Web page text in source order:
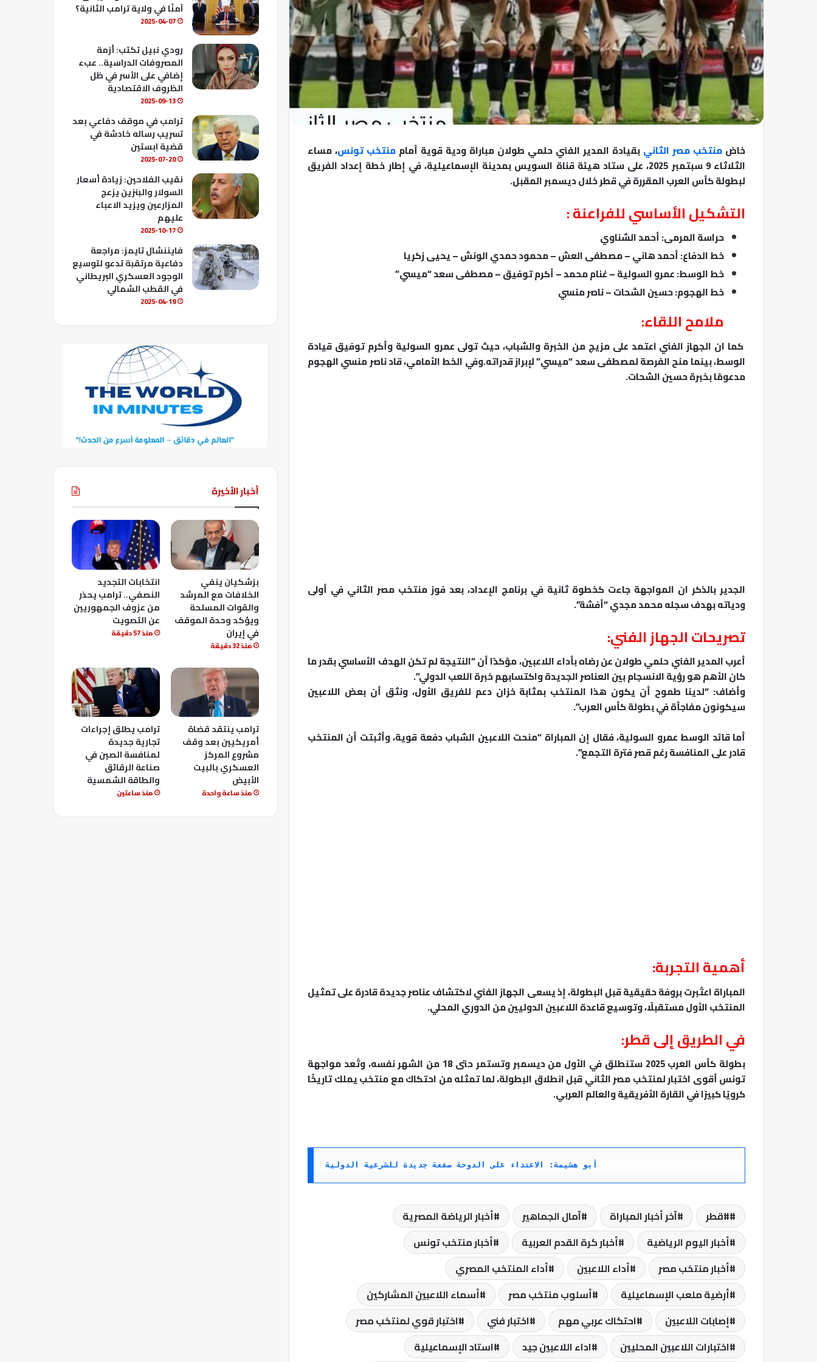
خاض منتخب مصر الثاني بقيادة المدير الفني حلمي طولان مباراة ودية قوية أمام منتخب تونس، مساء
الثلاثاء 9 سبتمبر 2025، على ستاد هيئة قناة السويس بمدينة الإسماعيلية، في إطار خطة إعداد الفريق
لبطولة كأس العرب المقررة في قطر خلال ديسمبر المقبل.
التشكيل الأساسي للفراعنة :
حراسة المرمى: أحمد الشناوي
خط الدفاع: أحمد هاني – مصطفى العش – محمود حمدي الونش – يحيى زكريا
خط الوسط: عمرو السولية – غنام محمد – أكرم توفيق – مصطفى سعد “ميسي”
خط الهجوم: حسين الشحات – ناصر منسي
ملامح اللقاء:
كما ان الجهاز الفني اعتمد على مزيج من الخبرة والشباب، حيث تولى عمرو السولية وأكرم توفيق قيادة
الوسط، بينما منح الفرصة لمصطفى سعد “ميسي” لإبراز قدراته.وفي الخط الأمامي، قاد ناصر منسي الهجوم
مدعومًا بخبرة حسين الشحات.
الجدير بالذكر ان المواجهة جاءت كخطوة ثانية في برنامج الإعداد، بعد فوز منتخب مصر الثاني في أولى
ودياته بهدف سجله محمد مجدي “أفشة”.
تصريحات الجهاز الفني:
أعرب المدير الفني حلمي طولان عن رضاه بأداء اللاعبين، مؤكدًا أن “النتيجة لم تكن الهدف الأساسي بقدر ما
كان الأهم هو رؤية الانسجام بين العناصر الجديدة واكتسابهم خبرة اللعب الدولي”.
وأضاف: “لدينا طموح أن يكون هذا المنتخب بمثابة خزان دعم للفريق الأول، ونثق أن بعض اللاعبين
سيكونون مفاجأة في بطولة كأس العرب”.
أما قائد الوسط عمرو السولية، فقال إن المباراة “منحت اللاعبين الشباب دفعة قوية، وأثبتت أن المنتخب
قادر على المنافسة رغم قصر فترة التجمع”.
أهمية التجربة:
المباراة اعتُبرت بروفة حقيقية قبل البطولة، إذ يسعى الجهاز الفني لاكتشاف عناصر جديدة قادرة على تمثيل
المنتخب الأول مستقبلًا، وتوسيع قاعدة اللاعبين الدوليين من الدوري المحلي.
في الطريق إلى قطر:
بطولة كأس العرب 2025 ستنطلق في الأول من ديسمبر وتستمر حتى 18 من الشهر نفسه، وتُعد مواجهة
تونس أقوى اختبار لمنتخب مصر الثاني قبل انطلاق البطولة، لما تمثله من احتكاك مع منتخب يملك تاريخًا
كرويًا كبيرًا في القارة الأفريقية والعالم العربي.
أبو هشيمة: الاعتداء على الدوحة صفعة جديدة للشرعية الدولية
#قطر آخر أخبار المباراة آمال الجماهير
أخبار الرياضة المصرية
أخبار اليوم الرياضية
أخبار كرة القدم العربية
أخبار منتخب تونس
أخبار منتخب مصر
أداء اللاعبين
أداء المنتخب المصري
أرضية ملعب الإسماعيلية
أسلوب منتخب مصر
أسماء اللاعبين المشاركين
إصابات اللاعبين
احتكاك عربي مهم اختبار فني
اختبار قوي لمنتخب مصر
اختبارات اللاعبين المحليين
اداء اللاعبين جيد استاد الإسماعيلية
b
e
آمنًا في ولاية ترامب الثانية؟
2025-04-07
رودي نبيل تكتب: أزمة
المصروفات الدراسية.. عبء
إضافي على الأسر في ظل
الظروف الاقتصادية
2025-09-13
ترامب في موقف دفاعي بعد
تسريب رساله خادشة في
قضية ابستين
2025-07-20
نقيب الفلاحين: زيادة أسعار
السولار والبنزين يزعج
المزارعين ويزيد الاعباء
عليهم
2025-10-17
فايننشال تايمز: مراجعة
دفاعية مرتقبة تدعو لتوسيع
الوجود العسكري البريطاني
في القطب الشمالي
2025-04-19
أخبار الأخيرة
بزشكيان ينفي
الخلافات مع المرشد
والقوات المسلحة
ويؤكد وحدة الموقف
في إيران
منذ 32 دقيقة
انتخابات التجديد
النصفي.. ترامب يحذر
من عزوف الجمهوريين
عن التصويت
منذ 57 دقيقة
ترامب ينتقد قضاة
أمريكيين بعد وقف
مشروع المركز
العسكري بالبيت
الأبيض
منذ ساعة واحدة
ترامب يطلق إجراءات
تجارية جديدة
لمنافسة الصين في
صناعة الرقائق
والطاقة الشمسية
منذ ساعتين